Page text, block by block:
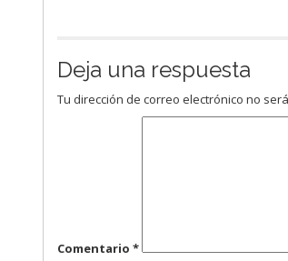
Deja una respuesta
Tu dirección de correo electrónico no
Comentario*